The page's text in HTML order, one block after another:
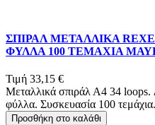
ΣΠΙΡΑΛ ΜΕΤΑΛΛΙΚΑ
ΦΥΛΛΑ 100 ΤΕΜΑΧΙΑ
Τιμή 33,15 €
Μεταλλικά σπιράλ Α4 34 loops.
φύλλα. Συσκευασία 100 τεμάχια.
Προσθήκη στο καλάθι